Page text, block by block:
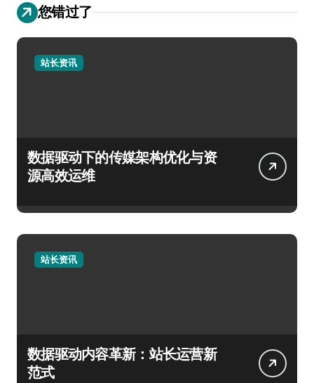
您错过了
站长资讯
数据驱动下的传媒架构优化与资
源高效运维
站长资讯
数据驱动内容革新：站长运营新
范式